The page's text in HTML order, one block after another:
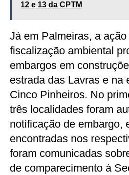
12 e 13 da CPTM
Já em Palmeiras, a
fiscalização ambiental
embargos em
estrada das Lavras e na
Cinco Pinheiros. No
três localidades foram
notificação de embargo,
encontradas nos
foram comunicadas
de comparecimento à